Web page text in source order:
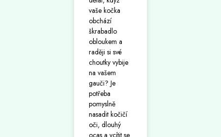
vaše kočka
obchází
škrabadlo
obloukem a
raději si své
choutky vybije
na vašem
gauči? Je
potřeba
pomyslně
nasadit kočičí
oči, dlouhý